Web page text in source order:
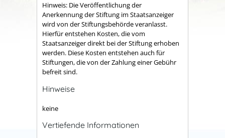
Hinweis: Die Veröffentlichung der
Anerkennung der Stiftung im Staatsanzeiger
wird von der Stiftungsbehörde veranlasst.
Hierfür entstehen Kosten, die vom
Staatsanzeiger direkt bei der Stiftung erhoben
werden. Diese Kosten entstehen auch für
Stiftungen, die von der Zahlung einer Gebühr
befreit sind.
Hinweise
keine
Vertiefende Informationen